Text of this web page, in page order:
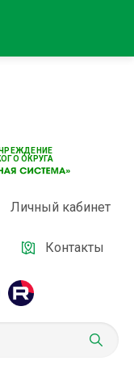
ОКРУГА
Личный кабинет
Контакты